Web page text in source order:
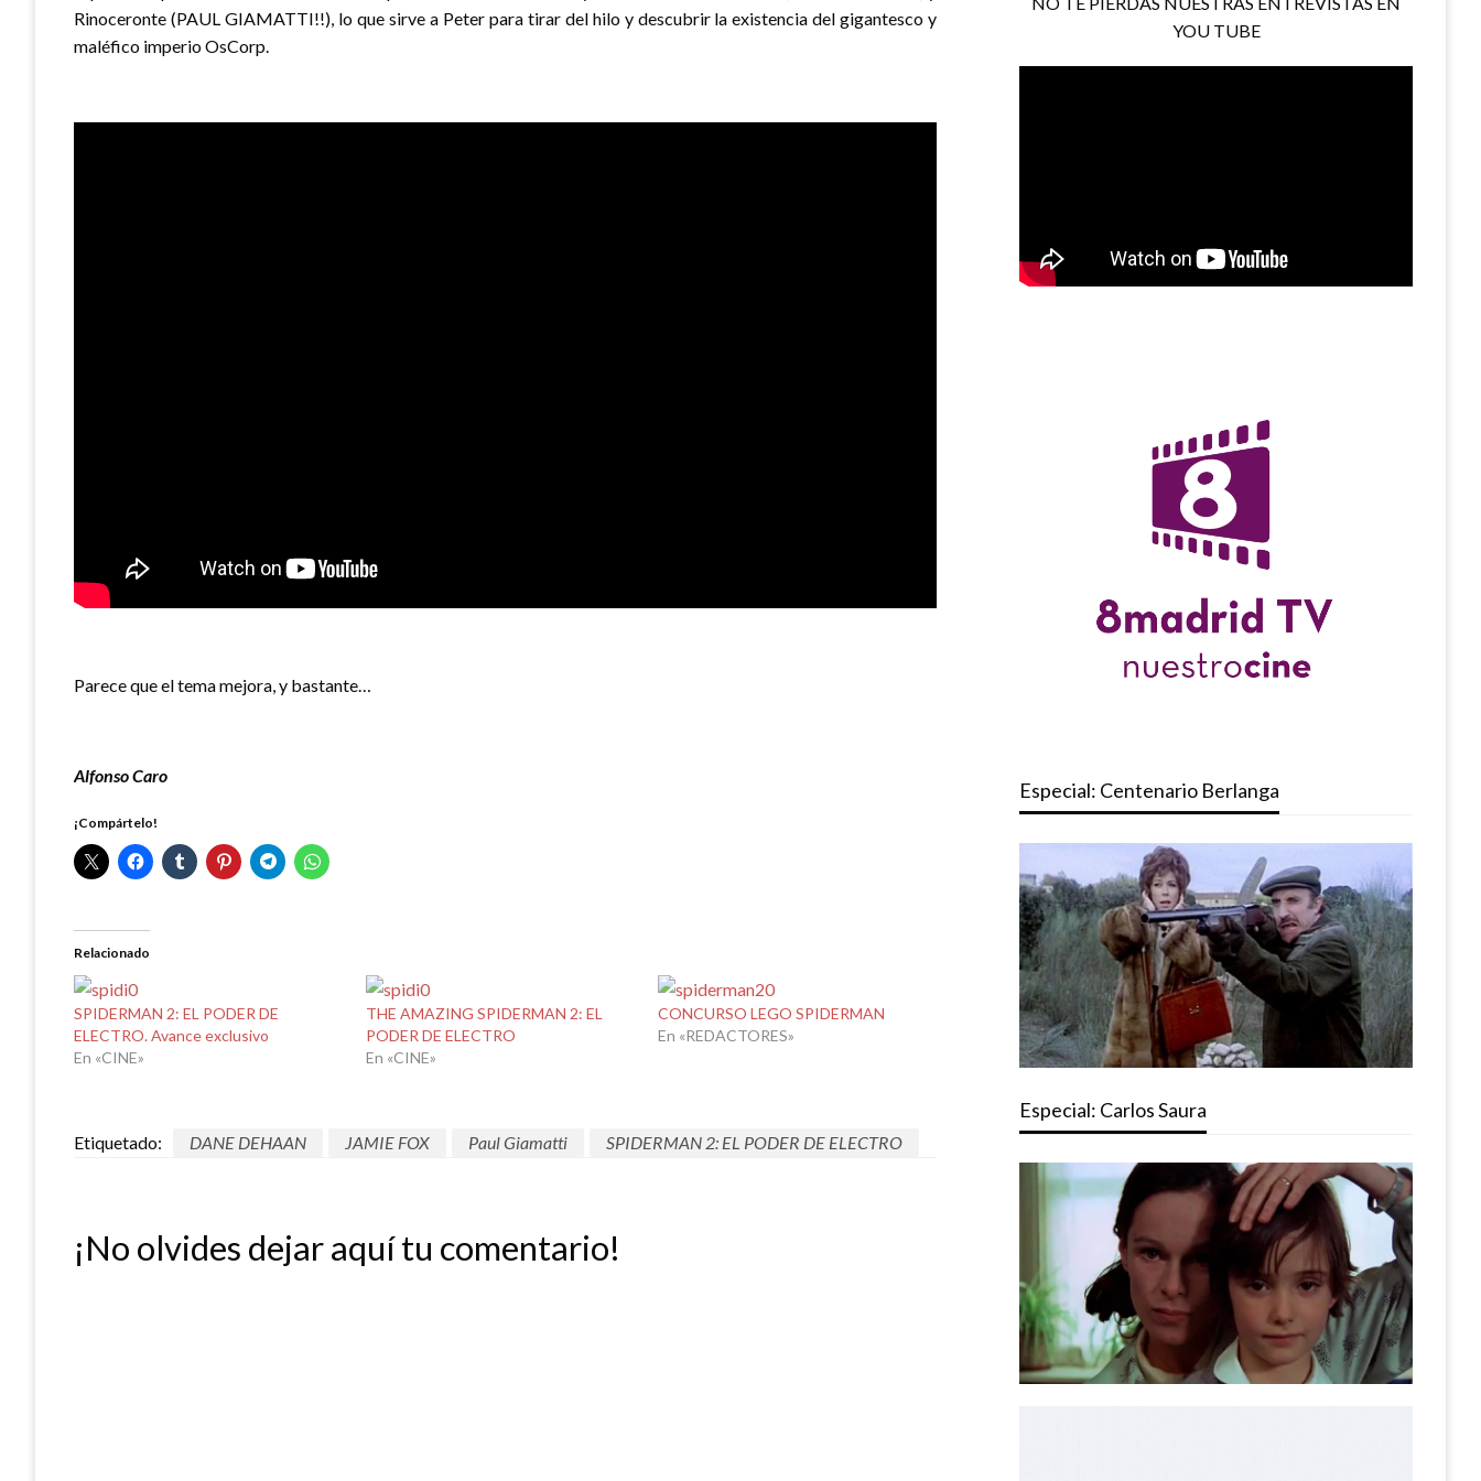
Rinoceronte (PAUL GIAMATTI!!), lo que sirve a Peter para tirar del hilo y descubrir la existencia del gigantesco y
maléfico imperio OsCorp.
Parece que el tema mejora, y bastante…
Alfonso Caro
¡Compártelo!
Relacionado
SPIDERMAN 2: EL PODER DE
ELECTRO. Avance exclusivo
En «CINE»
THE AMAZING SPIDERMAN 2: EL
PODER DE ELECTRO
En «CINE»
CONCURSO LEGO SPIDERMAN
En «REDACTORES»
Etiquetado: DANE DEHAAN JAMIE FOX Paul Giamatti SPIDERMAN 2: EL PODER DE ELECTRO
¡No olvides dejar aquí tu comentario!
YOU TUBE
Especial: Centenario Berlanga
Especial: Carlos Saura